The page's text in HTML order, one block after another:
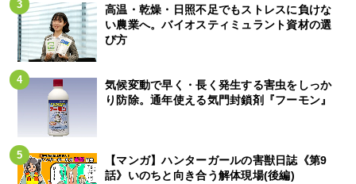
高温・乾燥・日照不足でもストレスに負けな
い農業へ。バイオスティミュラント資材の選
び方
気候変動で早く・長く発生する害虫をしっか
り防除。通年使える気門封鎖剤『フーモン』
【マンガ】ハンターガールの害獣日誌《第9
話》いのちと向き合う解体現場(後編)